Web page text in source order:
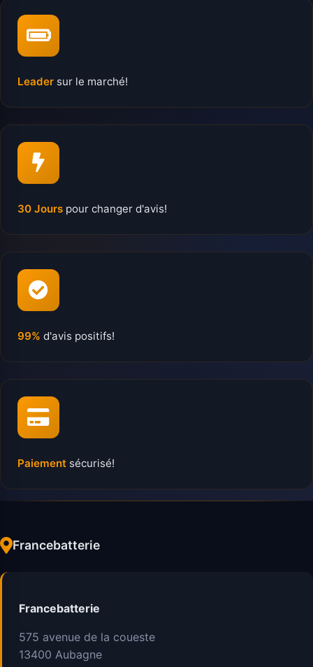
Leader sur le marché!
30 Jours pour changer d'avis!
99% d'avis positifs!
Paiement sécurisé!
Francebatterie
Francebatterie
575 avenue de la coueste
13400 Aubagne